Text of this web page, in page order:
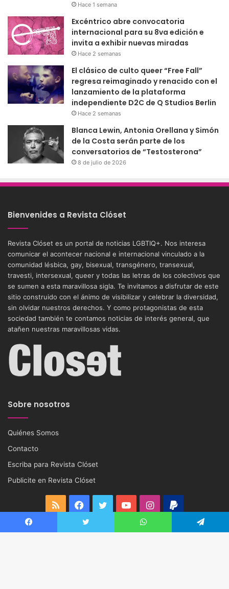
Hace 1 semana
Excéntrico abre convocatoria
internacional para su 8va edición e
invita a exhibir nuevas miradas
Hace 2 semanas
El clásico de culto queer “Free Fall”
regresa reimaginado y renacido con el
lanzamiento de la plataforma
independiente D2C de Q Studios Berlin
Hace 2 semanas
Blanca Lewin, Antonia Orellana y Simón
de la Costa serán parte de los
conversatorios de “Testosterona”
8 de julio de 2026
Bienvenides a Revista Clóset
Revista Clóset es un portal de noticias LGBTIQ+. Nos interesa
comunicar el acontecer nacional e internacional vinculado a la
comunidad lésbica, gay, bisexual, transgénero, transexual,
travesti, intersexual, queer y todas las letras de los colectivos que
se sumen a esta maravillosa sigla. Te invitamos a disfrutar de este
sitio construido con el ánimo de visibilizar y celebrar la diversidad,
sin olvidar nuestros derechos. Y como protagonistas de esta
sociedad también te contamos noticias de interés general, que
atañen nuestras maravillosas vidas.
Sobre nosotros
Quiénes Somos
Contacto
Escriba para Revista Clóset
Publicite en Revista Clóset
RSS Facebook
TwitterYouTubeInstagram
PayPal
Enlaces de Interés
Facebook Twitter WhatsApp Telegram